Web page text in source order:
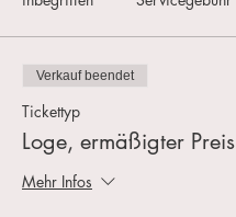
Verkauf beendet
Tickettyp
Loge, ermäßigter Preis
Mehr Infos